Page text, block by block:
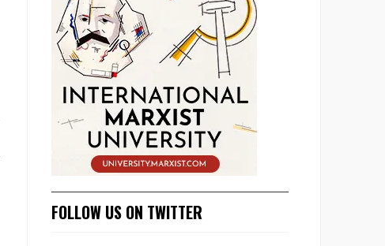
FOLLOW US ON TWITTER